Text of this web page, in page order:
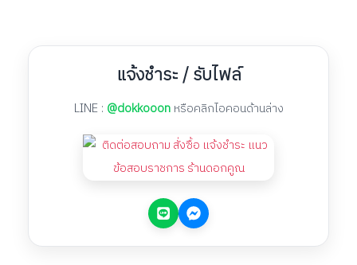
แจ้งชำระ / รับไฟล์
LINE : @dokkooon หรือคลิกไอคอนด้านล่าง